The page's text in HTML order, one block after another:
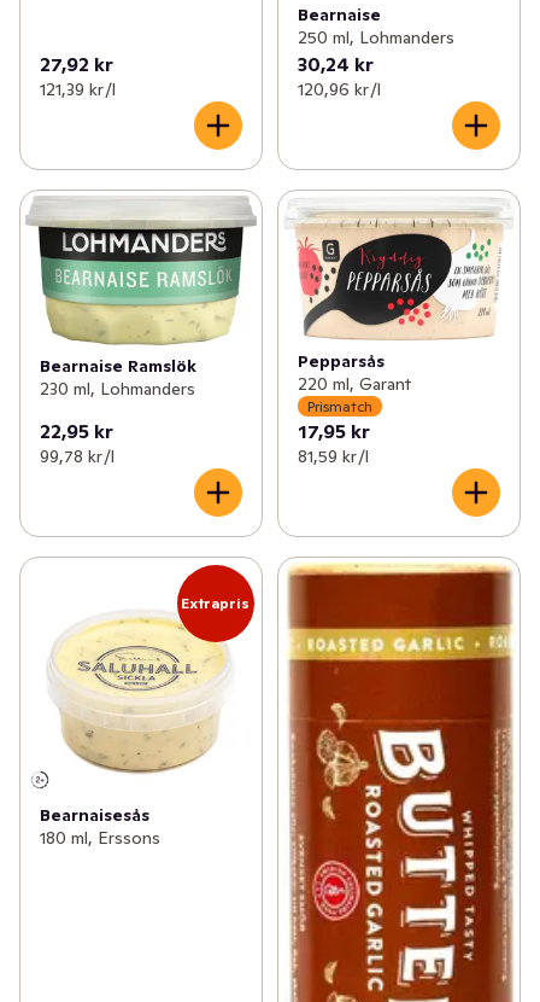
27,92 kr
121,39 kr /l
Bearnaise
250 ml, Lohmanders
30,24 kr
120,96 kr /l
Bearnaise Ramslök
230 ml, Lohmanders
22,95 kr
99,78 kr /l
Pepparsås
220 ml, Garant
Prismatch
17,95 kr
81,59 kr /l
Extrapris
Bearnaisesås
180 ml, Erssons